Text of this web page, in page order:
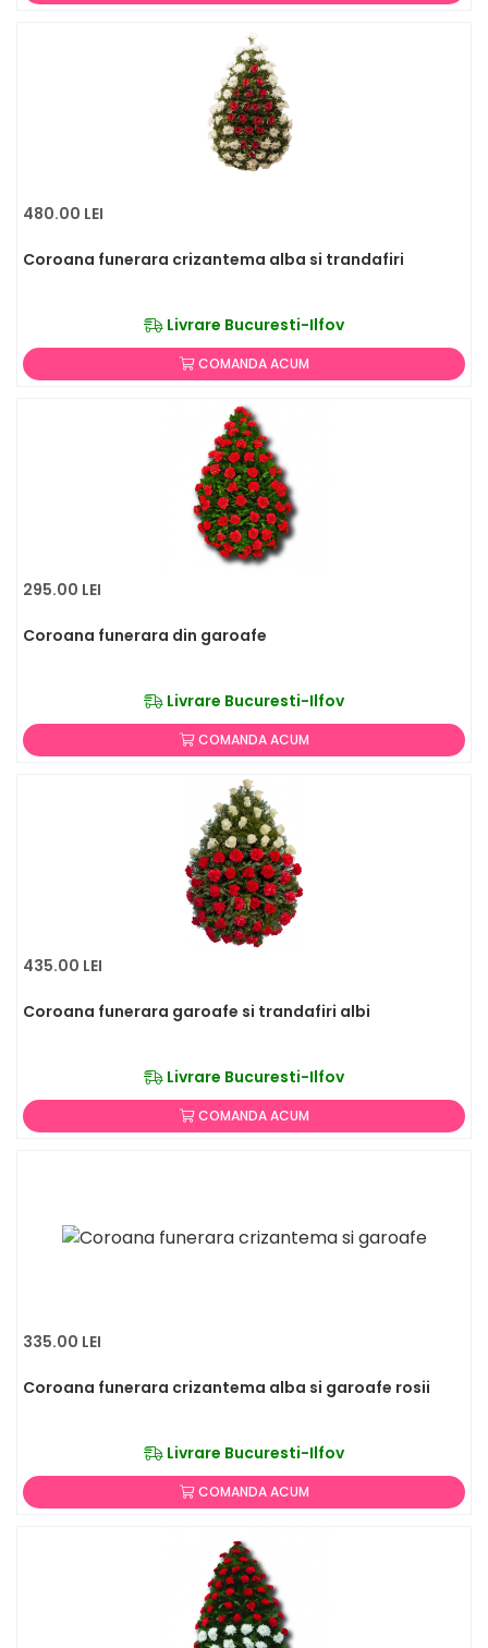
480.00 LEI
Coroana funerara crizantema alba si trandafiri
Livrare Bucuresti-Ilfov
COMANDA ACUM
295.00 LEI
Coroana funerara din garoafe
Livrare Bucuresti-Ilfov
COMANDA ACUM
435.00 LEI
Coroana funerara garoafe si trandafiri albi
Livrare Bucuresti-Ilfov
COMANDA ACUM
335.00 LEI
Coroana funerara crizantema alba si garoafe rosii
Livrare Bucuresti-Ilfov
COMANDA ACUM